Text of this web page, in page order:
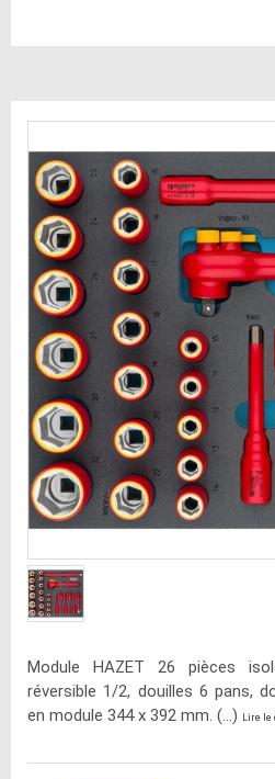
Module HAZET 26 pièces
réversible 1/2, douilles 6 pans,
en module 344 x 392 mm. (...)
Lire